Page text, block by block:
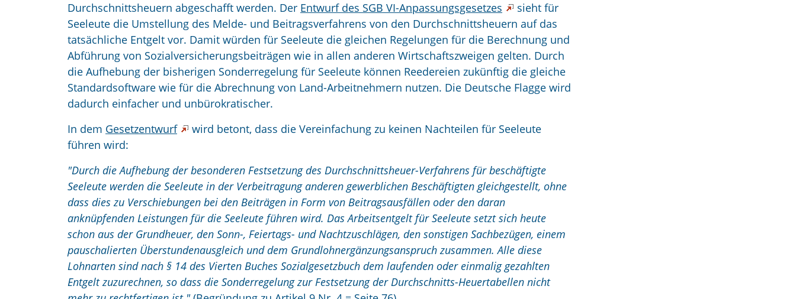
Durchschnittsheuern abgeschafft werden. Der Entwurf des SGB VI-Anpassungsgesetzes
sieht für
Seeleute die Umstellung des Melde- und Beitragsverfahrens von den Durchschnittsheuern auf das
tatsächliche Entgelt vor. Damit würden für Seeleute die gleichen Regelungen für die Berechnung und
Abführung von Sozialversicherungsbeiträgen wie in allen anderen Wirtschaftszweigen gelten. Durch
die Aufhebung der bisherigen Sonderregelung für Seeleute können Reedereien zukünftig die gleiche
Standardsoftware wie für die Abrechnung von Land-Arbeitnehmern nutzen. Die Deutsche Flagge wird
dadurch einfacher und unbürokratischer.
In dem Gesetzentwurf
wird betont, dass die Vereinfachung zu keinen Nachteilen für Seeleute
führen wird:
"Durch die Aufhebung der besonderen Festsetzung des Durchschnittsheuer-Verfahrens für beschäftigte
Seeleute werden die Seeleute in der Verbeitragung anderen gewerblichen Beschäftigten gleichgestellt, ohne
dass dies zu Verschiebungen bei den Beiträgen in Form von Beitragsausfällen oder den daran
anknüpfenden Leistungen für die Seeleute führen wird. Das Arbeitsentgelt für Seeleute setzt sich heute
schon aus der Grundheuer, den Sonn-, Feiertags- und Nachtzuschlägen, den sonstigen Sachbezügen, einem
pauschalierten Überstundenausgleich und dem Grundlohnergänzungsanspruch zusammen. Alle diese
Lohnarten sind nach § 14 des Vierten Buches Sozialgesetzbuch dem laufenden oder einmalig gezahlten
Entgelt zuzurechnen, so dass die Sonderregelung zur Festsetzung der Durchschnitts-Heuertabellen nicht